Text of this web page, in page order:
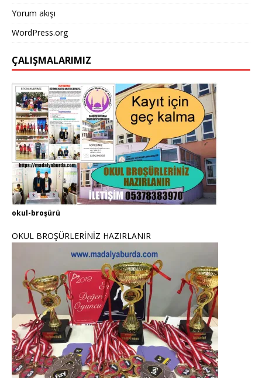
Yorum akışı
WordPress.org
ÇALIŞMALARIMIZ
okul-broşürü
OKUL BROŞÜRLERİNİZ HAZIRLANIR